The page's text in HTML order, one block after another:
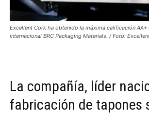
Excellent Cork ha obtenido la máxima calificación
internacional BRC Packaging Materials. / Foto:
La compañía, líder
fabricación de tapones